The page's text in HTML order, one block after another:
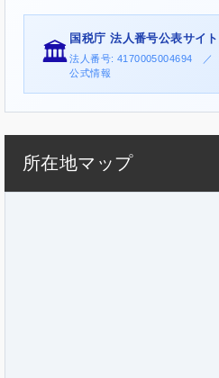
🏛️
国税庁 法人番号公表サイ
法人番号: 4170005004694 ／
公式情報
所在地マップ